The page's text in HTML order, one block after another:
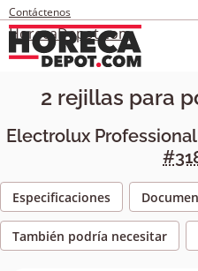
Contáctenos
HorecaDepot.com
2 rejillas para
Electrolux Professional
Especificaciones
También podría necesitar